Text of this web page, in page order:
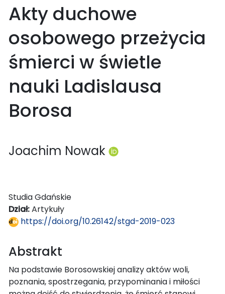
Akty duchowe
osobowego przeżycia
śmierci w świetle
nauki Ladislausa
Borosa
Joachim Nowak
Studia Gdańskie
Dział:Artykuły
https://doi.org/10.26142/stgd-2019-023
Abstrakt
Na podstawie Borosowskiej analizy aktów woli,
poznania, spostrzegania, przypominania i miłości